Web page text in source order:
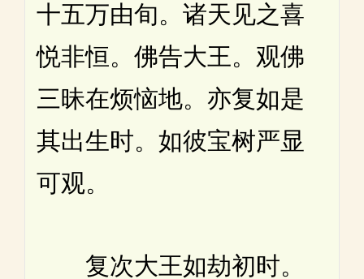
十五万由旬。诸天见之喜
悦非恒。佛告大王。观佛
三昧在烦恼地。亦复如是
其出生时。如彼宝树严显
可观。
复次大王如劫初时。